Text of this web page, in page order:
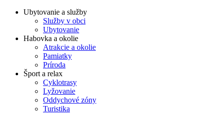
Ubytovanie a služby
Služby v obci
Ubytovanie
Habovka a okolie
Atrakcie a okolie
Pamiatky
Príroda
Šport a relax
Cyklotrasy
Lyžovanie
Oddychové zóny
Turistika